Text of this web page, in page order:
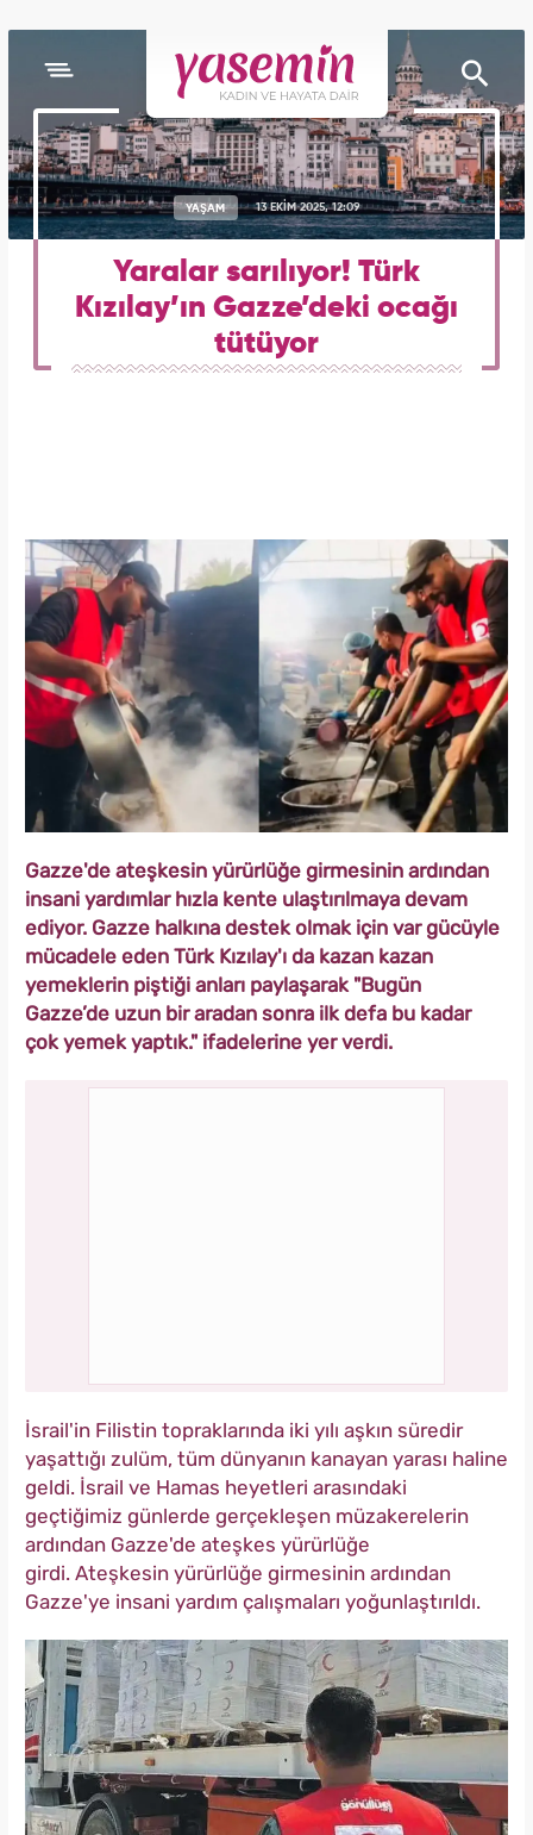
YAŞAM 13 EKİM 2025, 12:09
Yaralar sarılıyor! Türk
Kızılay’ın Gazze’deki ocağı
tütüyor
Gazze'de ateşkesin yürürlüğe girmesinin ardından
insani yardımlar hızla kente ulaştırılmaya devam
ediyor. Gazze halkına destek olmak için var gücüyle
mücadele eden Türk Kızılay'ı da kazan kazan
yemeklerin piştiği anları paylaşarak "Bugün
Gazze’de uzun bir aradan sonra ilk defa bu kadar
çok yemek yaptık." ifadelerine yer verdi.
İsrail'in Filistin topraklarında iki yılı aşkın süredir
yaşattığı zulüm, tüm dünyanın kanayan yarası haline
geldi. İsrail ve Hamas heyetleri arasındaki
geçtiğimiz günlerde gerçekleşen müzakerelerin
ardından Gazze'de ateşkes yürürlüğe
girdi. Ateşkesin yürürlüğe girmesinin ardından
Gazze'ye insani yardım çalışmaları yoğunlaştırıldı.